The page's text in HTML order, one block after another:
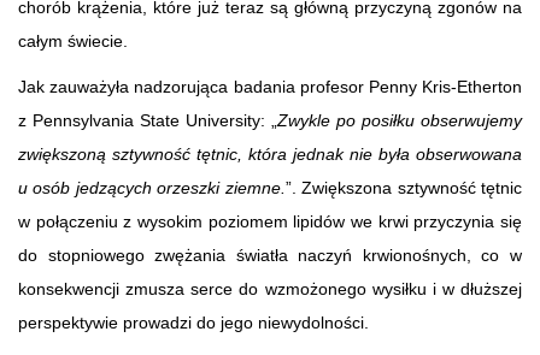
chorób krążenia, które już teraz są główną przyczyną zgonów na
całym świecie.
Jak zauważyła nadzorująca badania profesor Penny Kris-Etherton
z Pennsylvania State University: „ Zwykle po posiłku obserwujemy
zwiększoną sztywność tętnic, która jednak nie była obserwowana
u osób jedzących orzeszki ziemne. ”. Zwiększona sztywność tętnic
w połączeniu z wysokim poziomem lipidów we krwi przyczynia się
do stopniowego zwężania światła naczyń krwionośnych, co w
konsekwencji zmusza serce do wzmożonego wysiłku i w dłuższej
perspektywie prowadzi do jego niewydolności.